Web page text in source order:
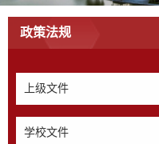
政策法规
上级文件
学校文件